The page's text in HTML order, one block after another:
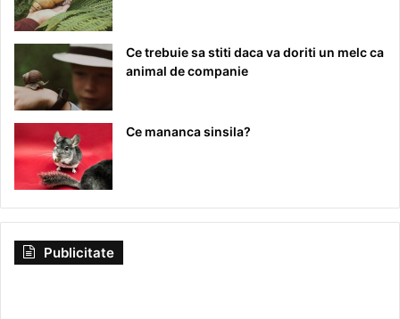
Ce trebuie sa stiti daca va doriti un melc ca
animal de companie
Ce mananca sinsila?
Publicitate